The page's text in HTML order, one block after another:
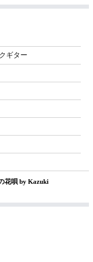
ギター
花唄 by Kazuki